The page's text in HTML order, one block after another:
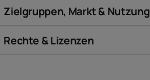
Zielgruppen, Markt & Nutzung
Rechte & Lizenzen